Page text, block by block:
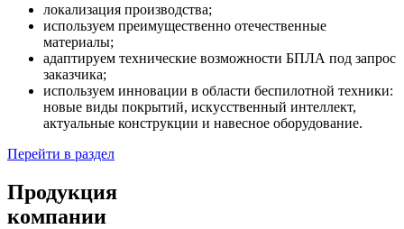
локализация производства;
используем преимущественно отечественные
материалы;
адаптируем технические возможности БПЛА под запрос
заказчика;
используем инновации в области беспилотной техники:
новые виды покрытий, искусственный интеллект,
актуальные конструкции и навесное оборудование.
Перейти в раздел
Продукция
компании